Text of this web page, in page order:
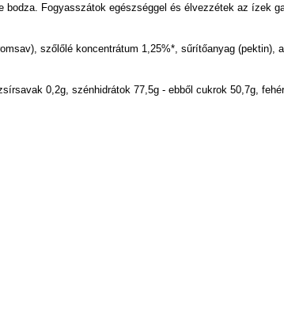
Fogyasszátok egészséggel és élvezzétek az ízek
szőlőlé koncentrátum 1,25%*, sűrítőanyag
0,2g, szénhidrátok 77,5g - ebből cukrok 50,7g,